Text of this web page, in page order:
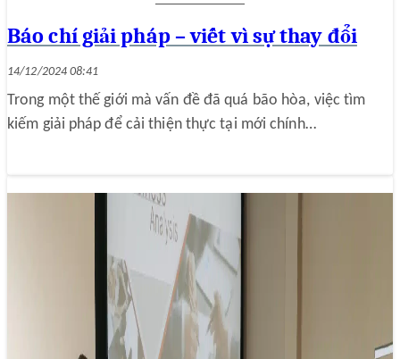
Báo chí giải pháp – viết vì sự thay đổi
14/12/2024 08:41
Trong một thế giới mà vấn đề đã quá bão hòa, việc tìm
kiếm giải pháp để cải thiện thực tại mới chính…